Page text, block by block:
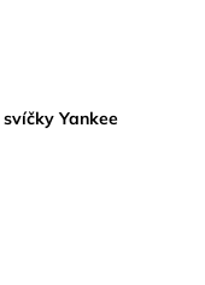
Yankee